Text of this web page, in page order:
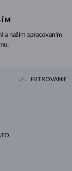
a naším spracovaním
FILTROVANIE